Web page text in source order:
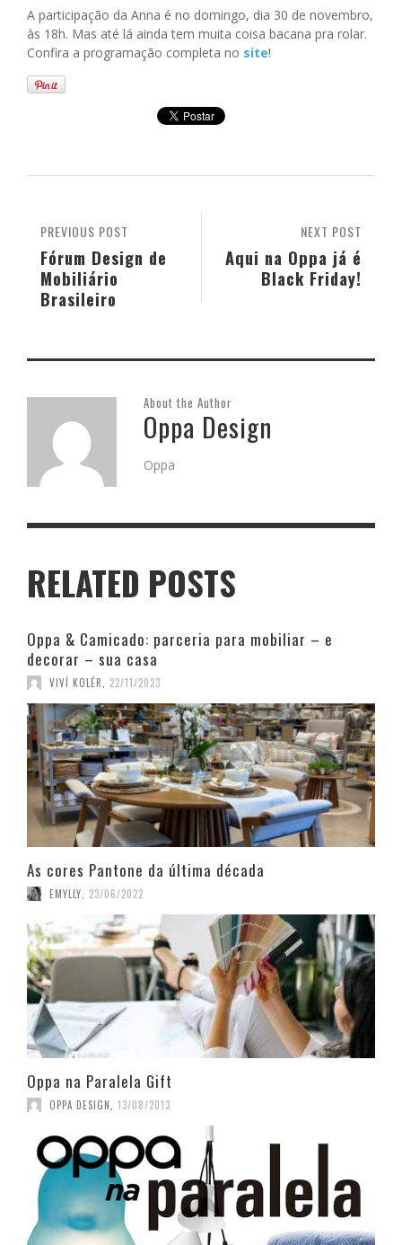
A participação da Anna é no domingo, dia 30 de novembro,
às 18h. Mas até lá ainda tem muita coisa bacana pra rolar.
Confira a programação completa no site!
NEXT POST
Aqui na Oppa já é
Black Friday!
PREVIOUS POST
Fórum Design de
Mobiliário
Brasileiro
About the Author
Oppa Design
Oppa
RELATED POSTS
Oppa & Camicado: parceria para mobiliar – e
decorar – sua casa
VIVÍ KOLÉR, 22/11/2023
As cores Pantone da última década
EMYLLY 23/06/2022
Oppa na Paralela Gift
OPPA DESIGN 13/08/2013